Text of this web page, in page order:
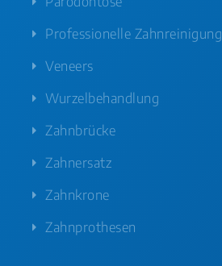
Professionelle Zahnreinigung
Veneers
Wurzelbehandlung
Zahnbrücke
Zahnersatz
Zahnkrone
Zahnprothesen